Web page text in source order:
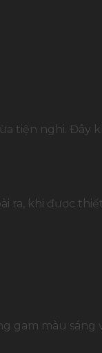
tiện nghi. Đây
ra, khi được
gam màu sáng